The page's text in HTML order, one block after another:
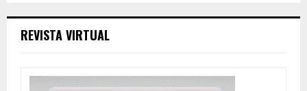
REVISTA VIRTUAL